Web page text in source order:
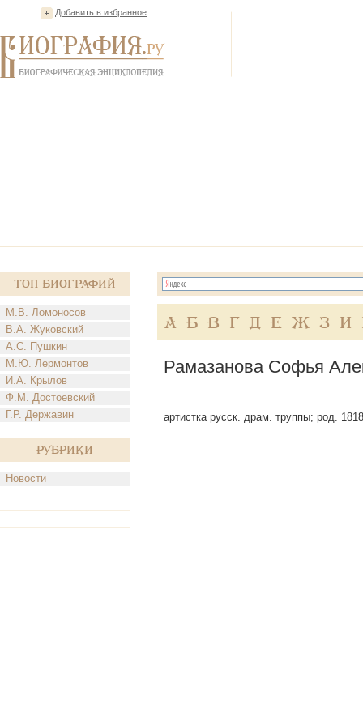
Добавить в избранное
Топ Биографий
М.В. Ломоносов
В.А. Жуковский
А.С. Пушкин
М.Ю. Лермонтов
И.А. Крылов
Ф.М. Достоевский
Г.Р. Державин
Рубрики
Новости
А Б В Г Д Е Ж З И
Рамазанова Софья
артистка русск. драм. труппы; род.